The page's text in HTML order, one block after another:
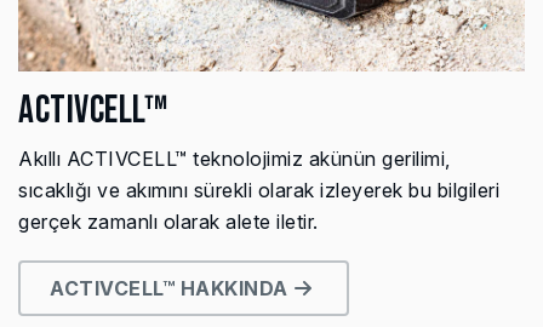
ACTIVCELL™
Akıllı ACTIVCELL™ teknolojimiz akünün gerilimi,
sıcaklığı ve akımını sürekli olarak izleyerek bu bilgileri
gerçek zamanlı olarak alete iletir.
ACTIVCELL™ HAKKINDA